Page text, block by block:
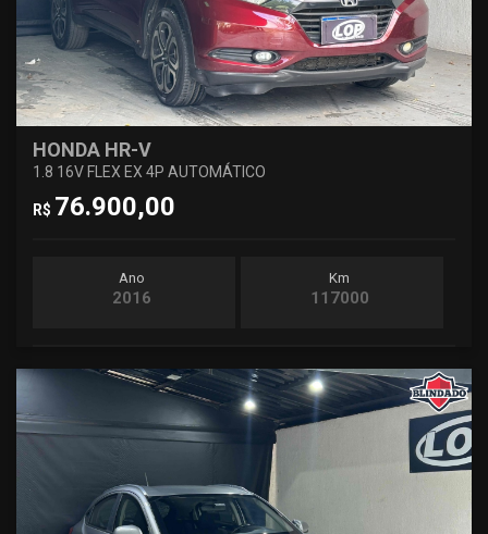
HONDA HR-V
1.8 16V FLEX EX 4P AUTOMÁTICO
R$ 76.900,00
Ano
2016
Km
117000